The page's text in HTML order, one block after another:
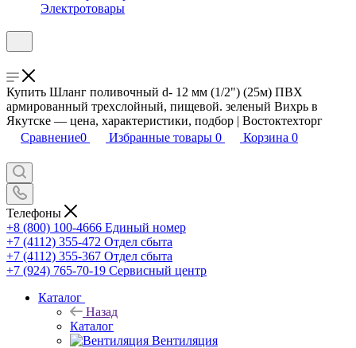
Электротовары
Купить Шланг поливочный d- 12 мм (1/2") (25м) ПВХ
армированный трехслойный, пищевой. зеленый Вихрь в
Якутске — цена, характеристики, подбор | Востоктехторг
Сравнение0 Избранные товары 0 Корзина 0
Телефоны
+8 (800) 100-4666 Единый номер
+7 (4112) 355-472 Отдел сбыта
+7 (4112) 355-367 Отдел сбыта
+7 (924) 765-70-19 Сервисный центр
Каталог
Назад
Каталог
Вентиляция